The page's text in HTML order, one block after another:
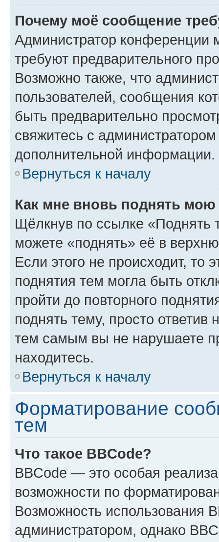
Почему моё сообщение
Администратор конференции
требуют предварительного
Возможно также, что
пользователей, сообщения
быть предварительно
свяжитесь с
дополнительной информации.
Вернуться к началу
Как мне вновь поднять мою
Щёлкнув по ссылке «Поднять
можете «поднять» её в
Если этого не происходит, то
поднятия тем могла быть
пройти до повторного
поднять тему, просто ответив
тем самым вы не нарушаете
находитесь.
Вернуться к началу
Форматирование
тем
Что такое BBCode?
BBCode — это особая
возможности по
Возможность использования
администратором, однако